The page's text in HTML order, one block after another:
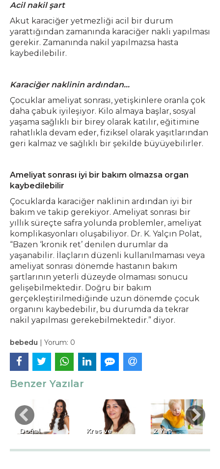
Acil nakil şart
Akut karaciğer yetmezliği acil bir durum
yarattığından zamanında karaciğer nakli yapılması
gerekir. Zamanında nakil yapılmazsa hasta
kaybedilebilir.
Karaciğer naklinin ardından…
Çocuklar ameliyat sonrası, yetişkinlere oranla çok
daha çabuk iyileşiyor. Kilo almaya başlar, sosyal
yaşama sağlıklı bir birey olarak katılır, eğitimine
rahatlıkla devam eder, fiziksel olarak yaşıtlarından
geri kalmaz ve sağlıklı bir şekilde büyüyebilirler.
Ameliyat sonrası iyi bir bakım olmazsa organ
kaybedilebilir
Çocuklarda karaciğer naklinin ardından iyi bir
bakım ve takip gerekiyor. Ameliyat sonrası bir
yıllık süreçte safra yolunda problemler, ameliyat
komplikasyonları oluşabiliyor. Dr. K. Yalçın Polat,
“Bazen ‘kronik ret’ denilen durumlar da
yaşanabilir. İlaçların düzenli kullanılmaması veya
ameliyat sonrası dönemde hastanın bakım
şartlarının yeterli düzeyde olmaması sonucu
gelişebilmektedir. Doğru bir bakım
gerçekleştirilmediğinde uzun dönemde çocuk
organını kaybedebilir, bu durumda da tekrar
nakil yapılması gerekebilmektedir.” diyor.
bebedu Yorum: 0
Benzer Yazılar
Doğal
Kreş ve
2 Yaş